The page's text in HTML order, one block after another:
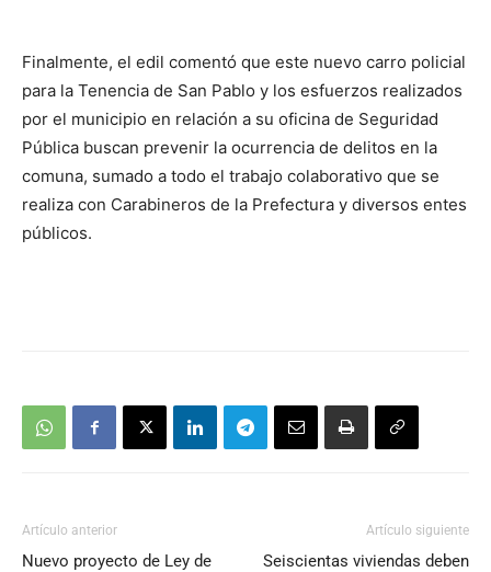
Finalmente, el edil comentó que este nuevo carro policial
para la Tenencia de San Pablo y los esfuerzos realizados
por el municipio en relación a su oficina de Seguridad
Pública buscan prevenir la ocurrencia de delitos en la
comuna, sumado a todo el trabajo colaborativo que se
realiza con Carabineros de la Prefectura y diversos entes
públicos.
Artículo anterior
Nuevo proyecto de Ley de
Artículo siguiente
Seiscientas viviendas deben